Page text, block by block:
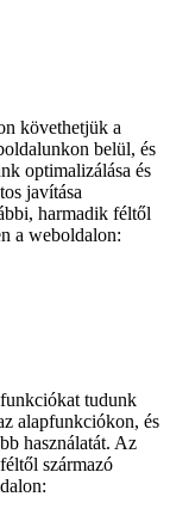
követhetjük a
belül, és
optimalizálása és
javítása
harmadik féltől
a weboldalon:
tudunk
alapfunkciókon, és
használatát. Az
származó